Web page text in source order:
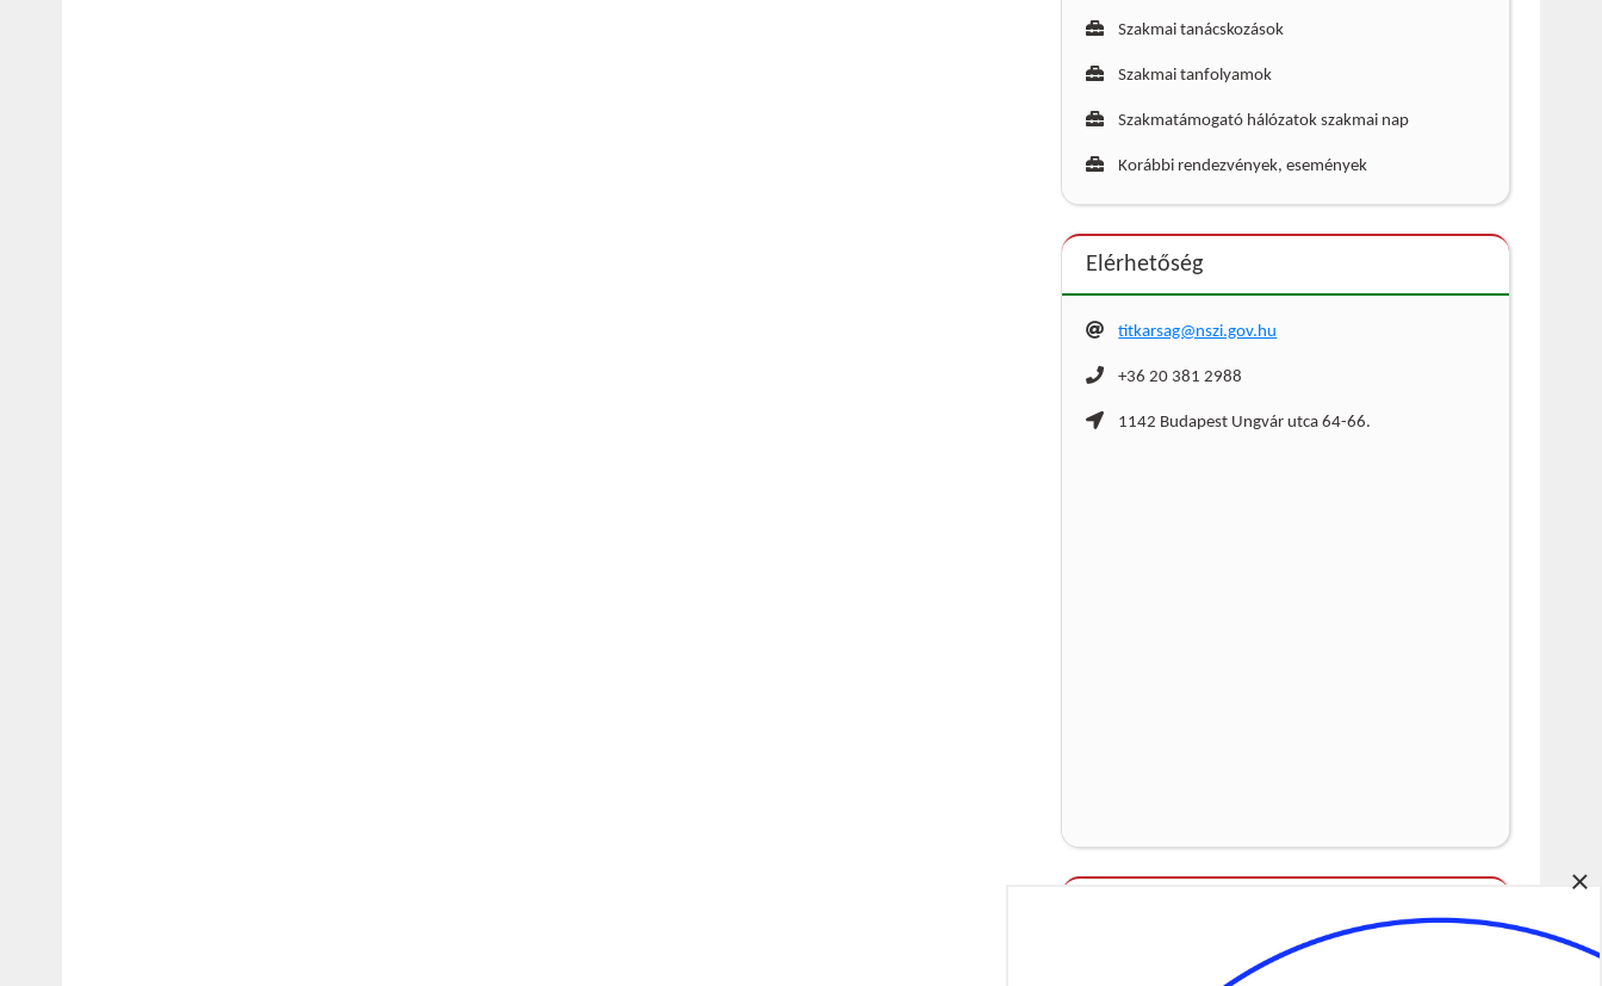
×
Szakmai tanácskozások
Szakmai tanfolyamok
Szakmatámogató hálózatok szakmai nap
Korábbi rendezvények, események
Elérhetőség
titkarsag@nszi.gov.hu
+36 20 381 2988
1142 Budapest Ungvár utca 64-66.